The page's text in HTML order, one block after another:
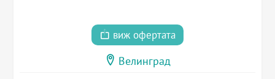
виж офертата
Велинград